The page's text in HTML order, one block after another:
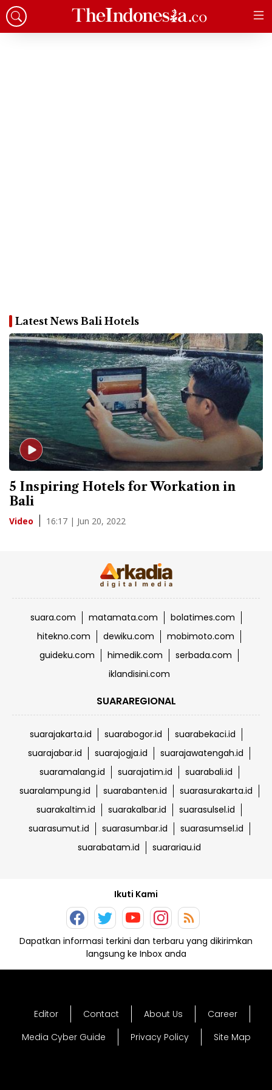
Latest News Bali Hotels
5 Inspiring Hotels for Workation in
Bali
Video 16:17 | Jun 20, 2022
suara.com matamata.com
bolatimes.com
hitekno.com
dewiku.com
mobimoto.com
guideku.com
himedik.com
serbada.com
iklandisini.com
SUARAREGIONAL
suarajakarta.id suarabogor.id
suarabekaci.id
suarajabar.id
suarajogja.id
suarajawatengah.id
suaramalang.id
suarajatim.id
suarabali.id
suaralampung.id
suarabanten.id
suarasurakarta.id
suarakaltim.id
suarakalbar.id
suarasulsel.id
suarasumut.id
suarasumbar.id
suarasumsel.id
suarabatam.id
suarariau.id
Ikuti Kami
Dapatkan informasi terkini dan terbaru yang dikirimkan
langsung ke Inbox anda
Editor Contact About Us
Career
Media Cyber Guide
Privacy Policy Site Map